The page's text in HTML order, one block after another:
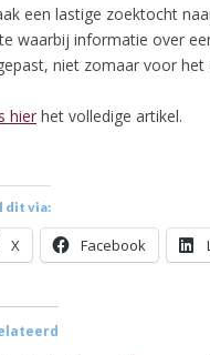
een lastige zoektocht
waarbij informatie over
niet zomaar voor het
hier het volledige artikel.
dit via:
X Facebook